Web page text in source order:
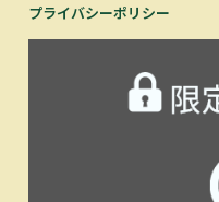
プライバシーポリシー